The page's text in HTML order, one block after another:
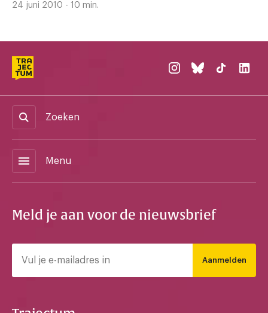
24 juni 2010 - 10 min.
Zoeken
menu Menu
Meld je aan voor de nieuwsbrief
Aanmelden